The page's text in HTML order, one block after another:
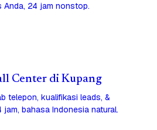
Anda, 24 jam nonstop.
Center di Kupang
telepon, kualifikasi leads, &
bahasa Indonesia natural.